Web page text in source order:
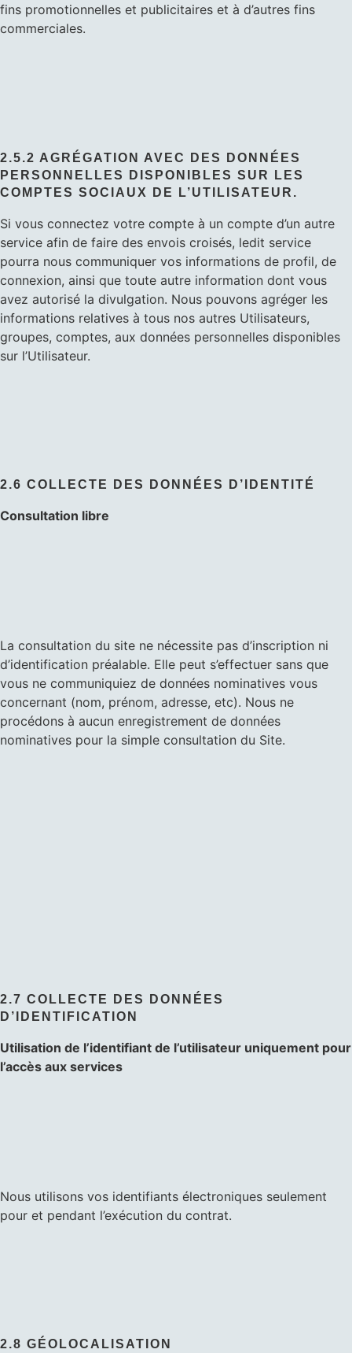
fins promotionnelles et publicitaires et à d’autres fins
commerciales.
2.5.2 AGRÉGATION AVEC DES DONNÉES
PERSONNELLES DISPONIBLES SUR LES
COMPTES SOCIAUX DE L’UTILISATEUR.
Si vous connectez votre compte à un compte d’un autre
service afin de faire des envois croisés, ledit service
pourra nous communiquer vos informations de profil, de
connexion, ainsi que toute autre information dont vous
avez autorisé la divulgation. Nous pouvons agréger les
informations relatives à tous nos autres Utilisateurs,
groupes, comptes, aux données personnelles disponibles
sur l’Utilisateur.
2.6 COLLECTE DES DONNÉES D’IDENTITÉ
Consultation libre
La consultation du site ne nécessite pas d’inscription ni
d’identification préalable. Elle peut s’effectuer sans que
vous ne communiquiez de données nominatives vous
concernant (nom, prénom, adresse, etc). Nous ne
procédons à aucun enregistrement de données
nominatives pour la simple consultation du Site.
2.7 COLLECTE DES DONNÉES
D’IDENTIFICATION
Utilisation de l’identifiant de l’utilisateur uniquement pour
l’accès aux services
Nous utilisons vos identifiants électroniques seulement
pour et pendant l’exécution du contrat.
2.8 GÉOLOCALISATION